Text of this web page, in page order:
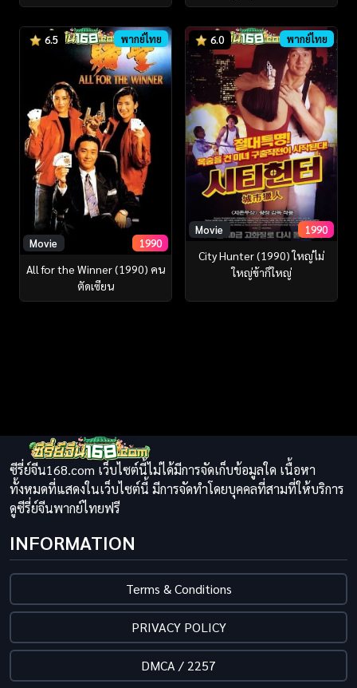
6.5 พากย์ไทย
Movie 1990
All for the Winner (1990) คน
ตัดเซียน
6.0 พากย์ไทย
Movie 1990
City Hunter (1990) ใหญ่ไม่
ใหญ่ข้าก็ใหญ่
ซีรี่ย์จีน168.com เว็บไซต์นี้ไม่ได้มีการจัดเก็บข้อมูลใด เนื้อหา
ทั้งหมดที่แสดงในเว็บไซต์นี้ มีการจัดทำโดยบุคคลที่สามที่ให้บริการ
ดูซีรี่ย์จีนพากย์ไทยฟรี
INFORMATION
Terms & Conditions
PRIVACY POLICY
DMCA / 2257